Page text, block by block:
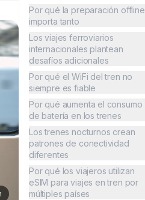
Por qué la preparación offline
importa tanto
Los viajes ferroviarios
internacionales plantean
desafíos adicionales
Por qué el WiFi del tren no
siempre es fiable
Por qué aumenta el consumo
de batería en los trenes
Los trenes nocturnos crean
patrones de conectividad
diferentes
Por qué los viajeros utilizan
eSIM para viajes en tren por
múltiples países